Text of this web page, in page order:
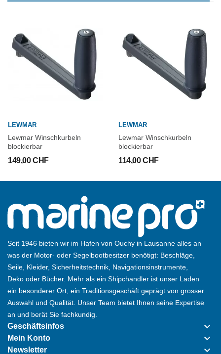
LEWMAR
Lewmar Winschkurbeln
blockierbar
149,00 CHF
LEWMAR
Lewmar Winschkurbeln
blockierbar
114,00 CHF
Seit 1946 bieten wir im Hafen von Ouchy in Lausanne alles an
was der Motor- oder Segelbootbesitzer benötigt: Beschläge,
Seile, Kleider, Sicherheitstechnik, Navigationsinstrumente,
Deko oder Bücher. Mehr als ein Shipchandler ist unser Laden
ein besonderer Ort, ein Traditionsgeschäft geprägt von grosser
Auswahl und Qualität. Unser Team bietet Ihnen seine Expertise
an und berät Sie fachkundig.
Geschäftsinfos keyboard_arrow_down
Mein Konto keyboard_arrow_down
Newsletter keyboard_arrow_down